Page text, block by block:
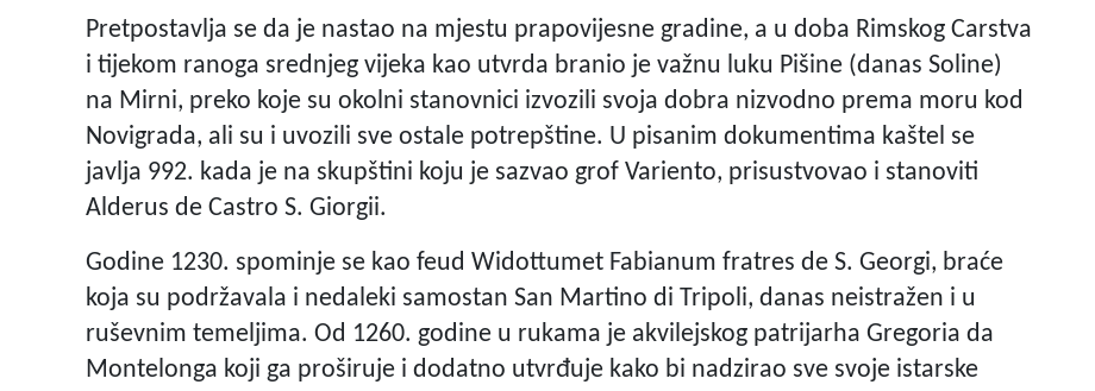
Pretpostavlja se da je nastao na mjestu prapovijesne gradine, a u doba Rimskog Carstva
i tijekom ranoga srednjeg vijeka kao utvrda branio je važnu luku Pišine (danas Soline)
na Mirni, preko koje su okolni stanovnici izvozili svoja dobra nizvodno prema moru kod
Novigrada, ali su i uvozili sve ostale potrepštine. U pisanim dokumentima kaštel se
javlja 992. kada je na skupštini koju je sazvao grof Variento, prisustvovao i stanoviti
Alderus de Castro S. Giorgii.
Godine 1230. spominje se kao feud Widottumet Fabianum fratres de S. Georgi, braće
koja su podržavala i nedaleki samostan San Martino di Tripoli, danas neistražen i u
ruševnim temeljima. Od 1260. godine u rukama je akvilejskog patrijarha Gregoria da
Montelonga koji ga proširuje i dodatno utvrđuje kako bi nadzirao sve svoje istarske